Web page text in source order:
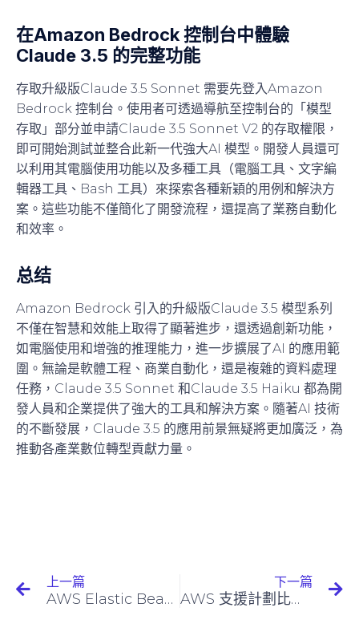
在Amazon Bedrock 控制台中體驗
Claude 3.5 的完整功能
存取升級版Claude 3.5 Sonnet 需要先登入Amazon
Bedrock 控制台。使用者可透過導航至控制台的「模型
存取」部分並申請Claude 3.5 Sonnet V2 的存取權限，
即可開始測試並整合此新一代強大AI 模型。開發人員還可
以利用其電腦使用功能以及多種工具（電腦工具、文字編
輯器工具、Bash 工具）來探索各種新穎的用例和解決方
案。這些功能不僅簡化了開發流程，還提高了業務自動化
和效率。
总结
Amazon Bedrock 引入的升級版Claude 3.5 模型系列
不僅在智慧和效能上取得了顯著進步，還透過創新功能，
如電腦使用和增強的推理能力，進一步擴展了AI 的應用範
圍。無論是軟體工程、商業自動化，還是複雜的資料處理
任務，Claude 3.5 Sonnet 和Claude 3.5 Haiku 都為開
發人員和企業提供了強大的工具和解決方案。隨著AI 技術
的不斷發展，Claude 3.5 的應用前景無疑將更加廣泛，為
推動各產業數位轉型貢獻力量。
上一篇
AWS Elastic Beanstalk：開發人員的精簡部署
下一篇
AWS 支援計劃比較：選擇適合您需求的計劃